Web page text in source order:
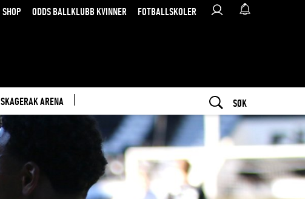
SHOP ODDS BALLKLUBB KVINNER FOTBALLSKOLER
SKAGERAK ARENA SØK